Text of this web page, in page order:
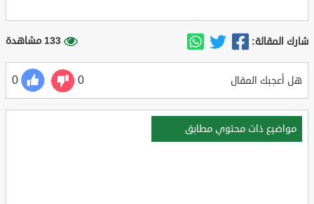
شارك المقالة: 133 مشاهدة
هل أعجبك المقال 0
0
مواضيع ذات محتوي مطابق